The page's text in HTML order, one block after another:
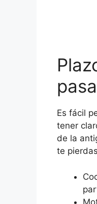
Es fácil
tener
de la
te